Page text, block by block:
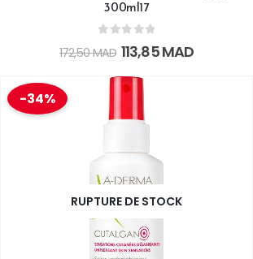
300ml17
out of 5
172,50MAD 113,85MAD
-34%
RUPTURE DE STOCK